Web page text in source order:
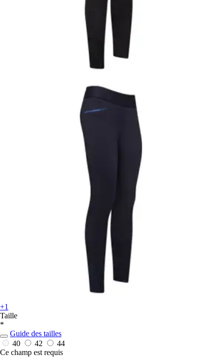
+1
Taille
*
Guide des tailles
40
42
44
Ce champ est requis